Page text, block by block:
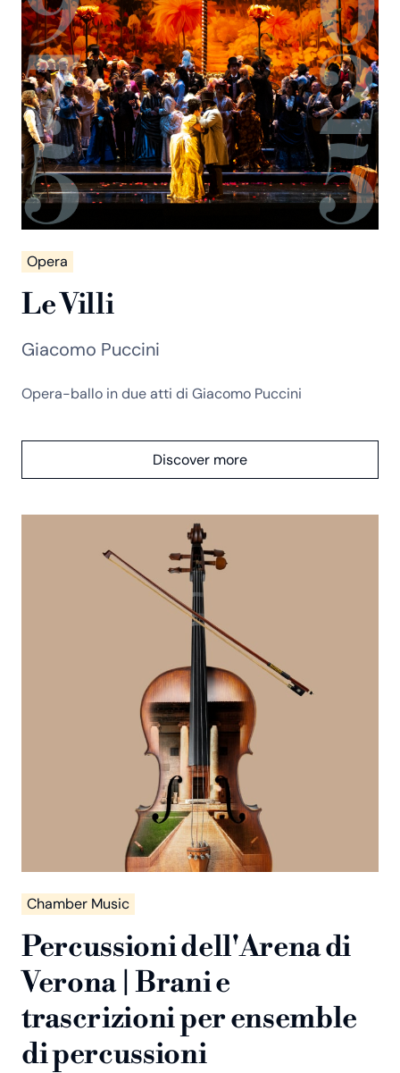
Opera
Le Villi
Giacomo Puccini
Opera-ballo in due atti di Giacomo Puccini
Discover more
Chamber Music
Percussioni dell'Arena di
Verona | Brani e
trascrizioni per ensemble
di percussioni